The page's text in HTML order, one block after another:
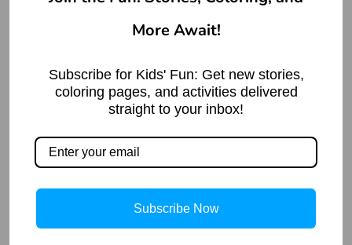
को सिखाते हैं,
उतना ही हमारा
है।”
तीसरी पहेली
(Buddy
Holly)
Biography
More Await!
Subscribe for Kids' Fun: Get new stories,
coloring pages, and activities delivered
straight to your inbox!
Subscribe Now